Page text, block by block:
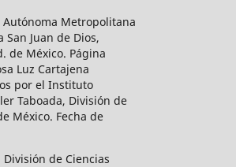
Metropolitana
Juan de Dios,
de México. Página
Luz Cartajena
por el Instituto
Taboada, División de
México. Fecha de
de Ciencias